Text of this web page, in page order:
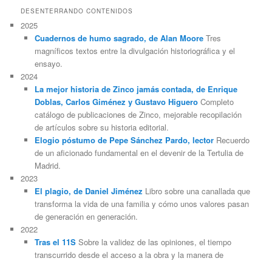
DESENTERRANDO CONTENIDOS
2025
Cuadernos de humo sagrado, de Alan MooreTres
magníficos textos entre la divulgación historiográfica y el
ensayo.
2024
La mejor historia de Zinco jamás contada, de Enrique
Doblas, Carlos Giménez y Gustavo HigueroCompleto
catálogo de publicaciones de Zinco, mejorable recopilación
de artículos sobre su historia editorial.
Elogio póstumo de Pepe Sánchez Pardo, lectorRecuerdo
de un aficionado fundamental en el devenir de la Tertulia de
Madrid.
2023
El plagio, de Daniel Jiménez Libro sobre una canallada que
transforma la vida de una familia y cómo unos valores pasan
de generación en generación.
2022
Tras el 11SSobre la validez de las opiniones, el tiempo
transcurrido desde el acceso a la obra y la manera de